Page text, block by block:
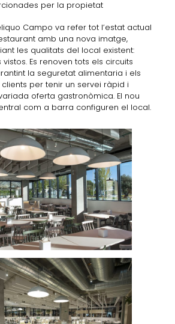
per la propietat
Campo va refer tot l’estat actual
amb una nova imatge,
les qualitats del local existent:
Es renoven tots els circuits
la seguretat alimen­taria i els
per tenir un servei ràpid i
oferta gastronòmica. El nou
com a barra configuren el local.